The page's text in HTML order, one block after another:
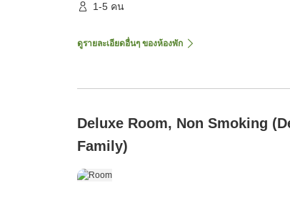
1-5 คน
ดูรายละเอียดอื่นๆ ของห้องพัก
Deluxe Room, Non Smoking
Family)